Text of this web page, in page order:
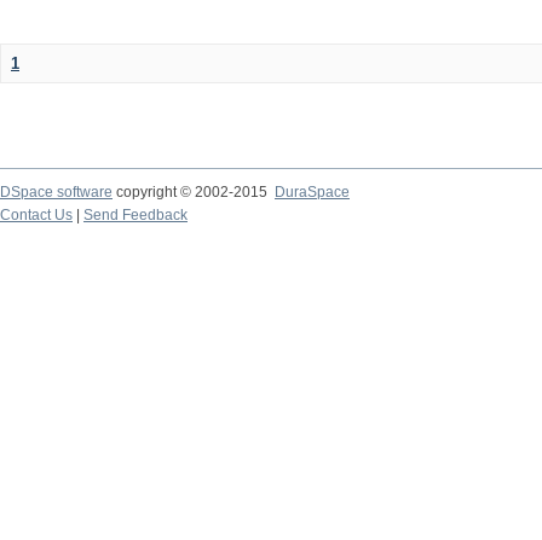
1
DSpace software copyright © 2002-2015
DuraSpace
Contact Us
Send Feedback